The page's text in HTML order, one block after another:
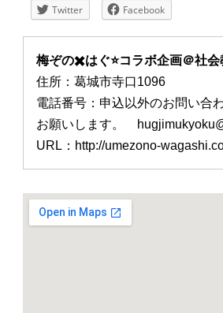
Twitter Facebook
梅ぞの✖️はぐ⭐️コラボ企画＠社
住所：葛城市寺口1096
電話番号：申込以外のお問い合
お願いします。
URL：http://umezono-